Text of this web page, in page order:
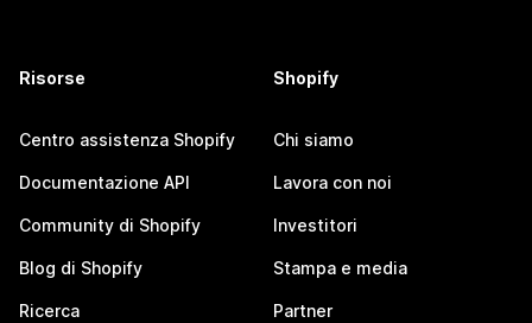
Risorse
Centro assistenza Shopify
Documentazione API
Community di Shopify
Blog di Shopify
Ricerca
Shopify
Chi siamo
Lavora con noi
Investitori
Stampa e media
Partner